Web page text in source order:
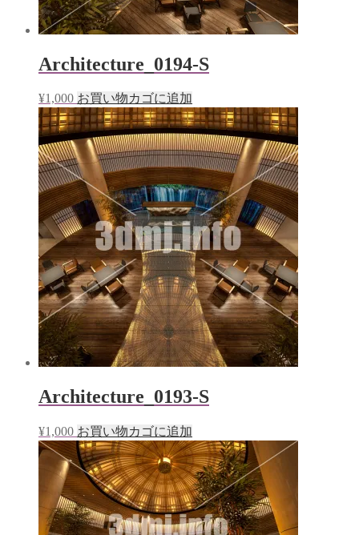
Architecture_0194-S
¥1,000 お買い物カゴに追加
Architecture_0193-S
¥1,000 お買い物カゴに追加